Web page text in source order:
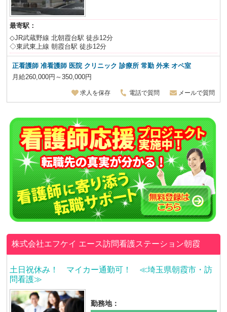
最寄駅：
◇JR武蔵野線 北朝霞台駅 徒歩12分
◇東武東上線 朝霞台駅 徒歩12分
正看護師 准看護師 医院 クリニック 診療所 常勤 外来 オペ室
月給260,000円～350,000円
求人を保存 電話で質問 メールで質問
株式会社エフケイ エース訪問看護ステーション朝霞
土日祝休み！ マイカー通勤可！ ≪埼玉県朝霞市・訪
問看護≫
勤務地：